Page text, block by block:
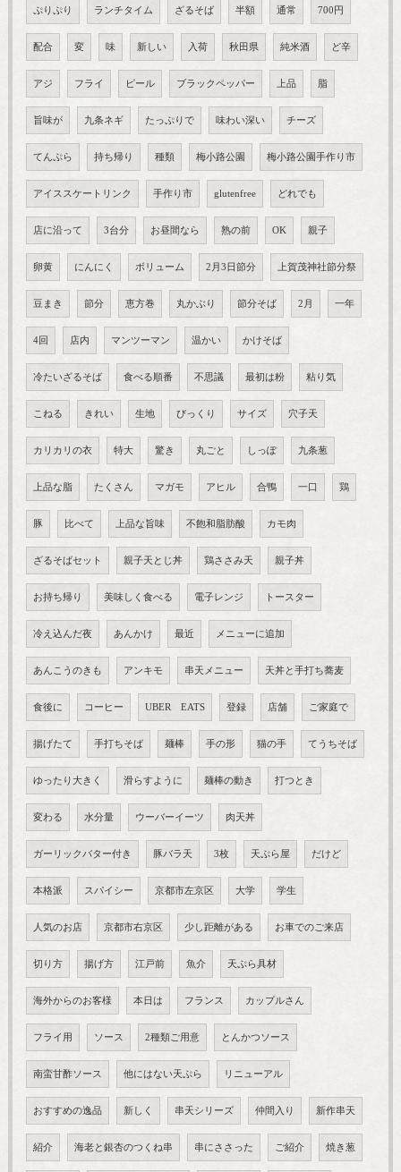
ぷりぷり ランチタイム ざるそば 半額 通常 700円
配合 変 味 新しい 入荷 秋田県 純米酒 ど辛
アジ フライ ピール ブラックペッパー 上品 脂
旨味が 九条ネギ たっぷりで 味わい深い チーズ
てんぷら 持ち帰り 種類 梅小路公園 梅小路公園手作り市
アイススケートリンク 手作り市 glutenfree どれでも
店に沿って 3台分 お昼間なら 熟の前 OK 親子
卵黄 にんにく ボリューム 2月3日節分 上賀茂神社節分祭
豆まき 節分 恵方巻 丸かぶり 節分そば 2月 一年
4回 店内 マンツーマン 温かい かけそば
冷たいざるそば 食べる順番 不思議 最初は粉 粘り気
こねる きれい 生地 びっくり サイズ 穴子天
カリカリの衣 特大 驚き 丸ごと しっぽ 九条葱
上品な脂 たくさん マガモ アヒル 合鴨 一口 鶏
豚 比べて 上品な旨味 不飽和脂肪酸 カモ肉
ざるそばセット 親子天とじ丼 鶏ささみ天 親子丼
お持ち帰り 美味しく食べる 電子レンジ トースター
冷え込んだ夜 あんかけ 最近 メニューに追加
あんこうのきも アンキモ 串天メニュー 天丼と手打ち蕎麦
食後に コーヒー UBER EATS 登録 店舗 ご家庭で
揚げたて 手打ちそば 麺棒 手の形 猫の手 てうちそば
ゆったり大きく 滑らすように 麺棒の動き 打つとき
変わる 水分量 ウーバーイーツ 肉天丼
ガーリックバター付き 豚バラ天 3枚 天ぷら屋 だけど
本格派 スパイシー 京都市左京区 大学 学生
人気のお店 京都市右京区 少し距離がある お車でのご来店
切り方 揚げ方 江戸前 魚介 天ぷら具材
海外からのお客様 本日は フランス カップルさん
フライ用 ソース 2種類ご用意 とんかつソース
南蛮甘酢ソース 他にはない天ぷら リニューアル
おすすめの逸品 新しく 串天シリーズ 仲間入り 新作串天
紹介 海老と銀杏のつくね串 串にささった ご紹介 焼き葱